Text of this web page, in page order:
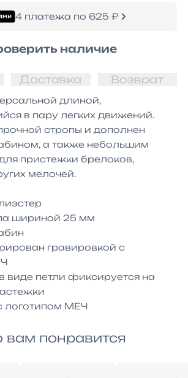
4 платежа по 625 ₽
наличие
Доставка Возврат
длиной,
в пару легких движений.
стропы и дополнен
а также небольшим
пристежки брелоков,
мелочей.
шириной 25 мм
гравировкой с
виде петли фиксируется на
логотипом МЕЧ
понравится